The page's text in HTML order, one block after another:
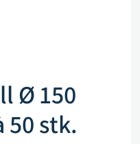
Ø 150
50 stk.